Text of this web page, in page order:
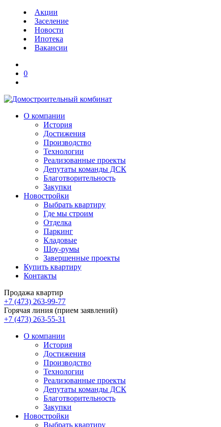
Акции
Заселение
Новости
Ипотека
Вакансии
0
О компании
История
Достижения
Производство
Технологии
Реализованные проекты
Депутаты команды ДСК
Благотворительность
Закупки
Новостройки
Выбрать квартиру
Где мы строим
Отделка
Паркинг
Кладовые
Шоу-румы
Завершенные проекты
Купить квартиру
Контакты
Продажа квартир
+7 (473) 263-99-77
Горячая линия (прием заявлений)
+7 (473) 263-55-31
О компании
История
Достижения
Производство
Технологии
Реализованные проекты
Депутаты команды ДСК
Благотворительность
Закупки
Новостройки
Выбрать квартиру